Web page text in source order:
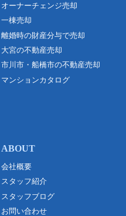
オーナーチェンジ売却
一棟売却
離婚時の財産分与で売却
大宮の不動産売却
市川市・船橋市の不動産売却
マンションカタログ
会社概要
スタッフ紹介
スタッフブログ
お問い合わせ